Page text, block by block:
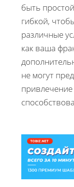
быть
гибкой,
различные
как ваша
не могут